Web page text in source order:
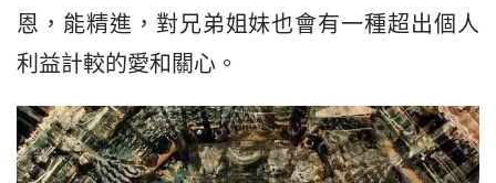
恩，能精進，對兄弟姐妹也會有一種超出個人
利益計較的愛和關心。